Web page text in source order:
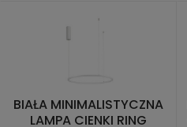
BIAŁA MINIMALISTYCZNA
LAMPA CIENKI RING